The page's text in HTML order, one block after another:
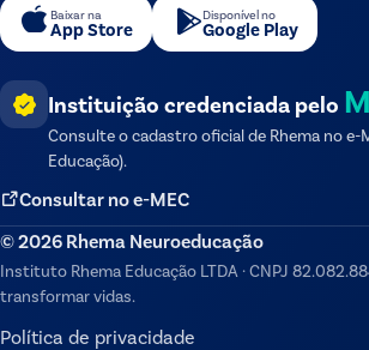
Baixar na
App Store
Disponível no
Google Play
Instituição credenciada pelo
Consulte o cadastro oficial de Rhema no e-
Educação).
Consultar no e-MEC
©2026 Rhema Neuroeducação
Instituto Rhema Educação LTDA ·CNPJ
transformar vidas.
Política de privacidade